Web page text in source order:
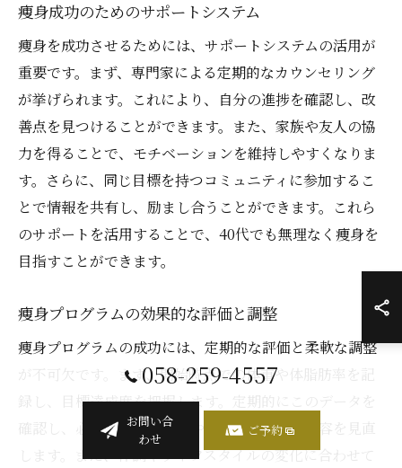
痩身成功のためのサポートシステム
痩身を成功させるためには、サポートシステムの活用が
重要です。まず、専門家による定期的なカウンセリング
が挙げられます。これにより、自分の進捗を確認し、改
善点を見つけることができます。また、家族や友人の協
力を得ることで、モチベーションを維持しやすくなりま
す。さらに、同じ目標を持つコミュニティに参加するこ
とで情報を共有し、励まし合うことができます。これら
のサポートを活用することで、40代でも無理なく痩身を
目指すことができます。
痩身プログラムの効果的な評価と調整
痩身プログラムの成功には、定期的な評価と柔軟な調整
が不可欠です。まず、開始時点での体重や体脂肪率を記
録し、目標達成度を把握します。定期的にこのデータを
確認し、必要に応じて食事やエクササイズの内容を見直
します。また、体調やライフスタイルの変化に合わせて
058-259-4557
お問い合
わせ
ご予約